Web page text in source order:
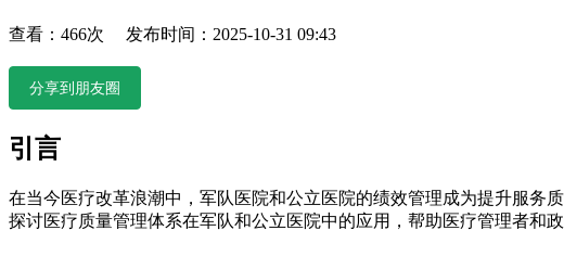
查看：466次 发布时间：2025-10-31 09:43
分享到朋友圈
引言
在当今医疗改革浪潮中，军队医院和公立医院的绩效管理成为提升服务
探讨医疗质量管理体系在军队和公立医院中的应用，帮助医疗管理者和